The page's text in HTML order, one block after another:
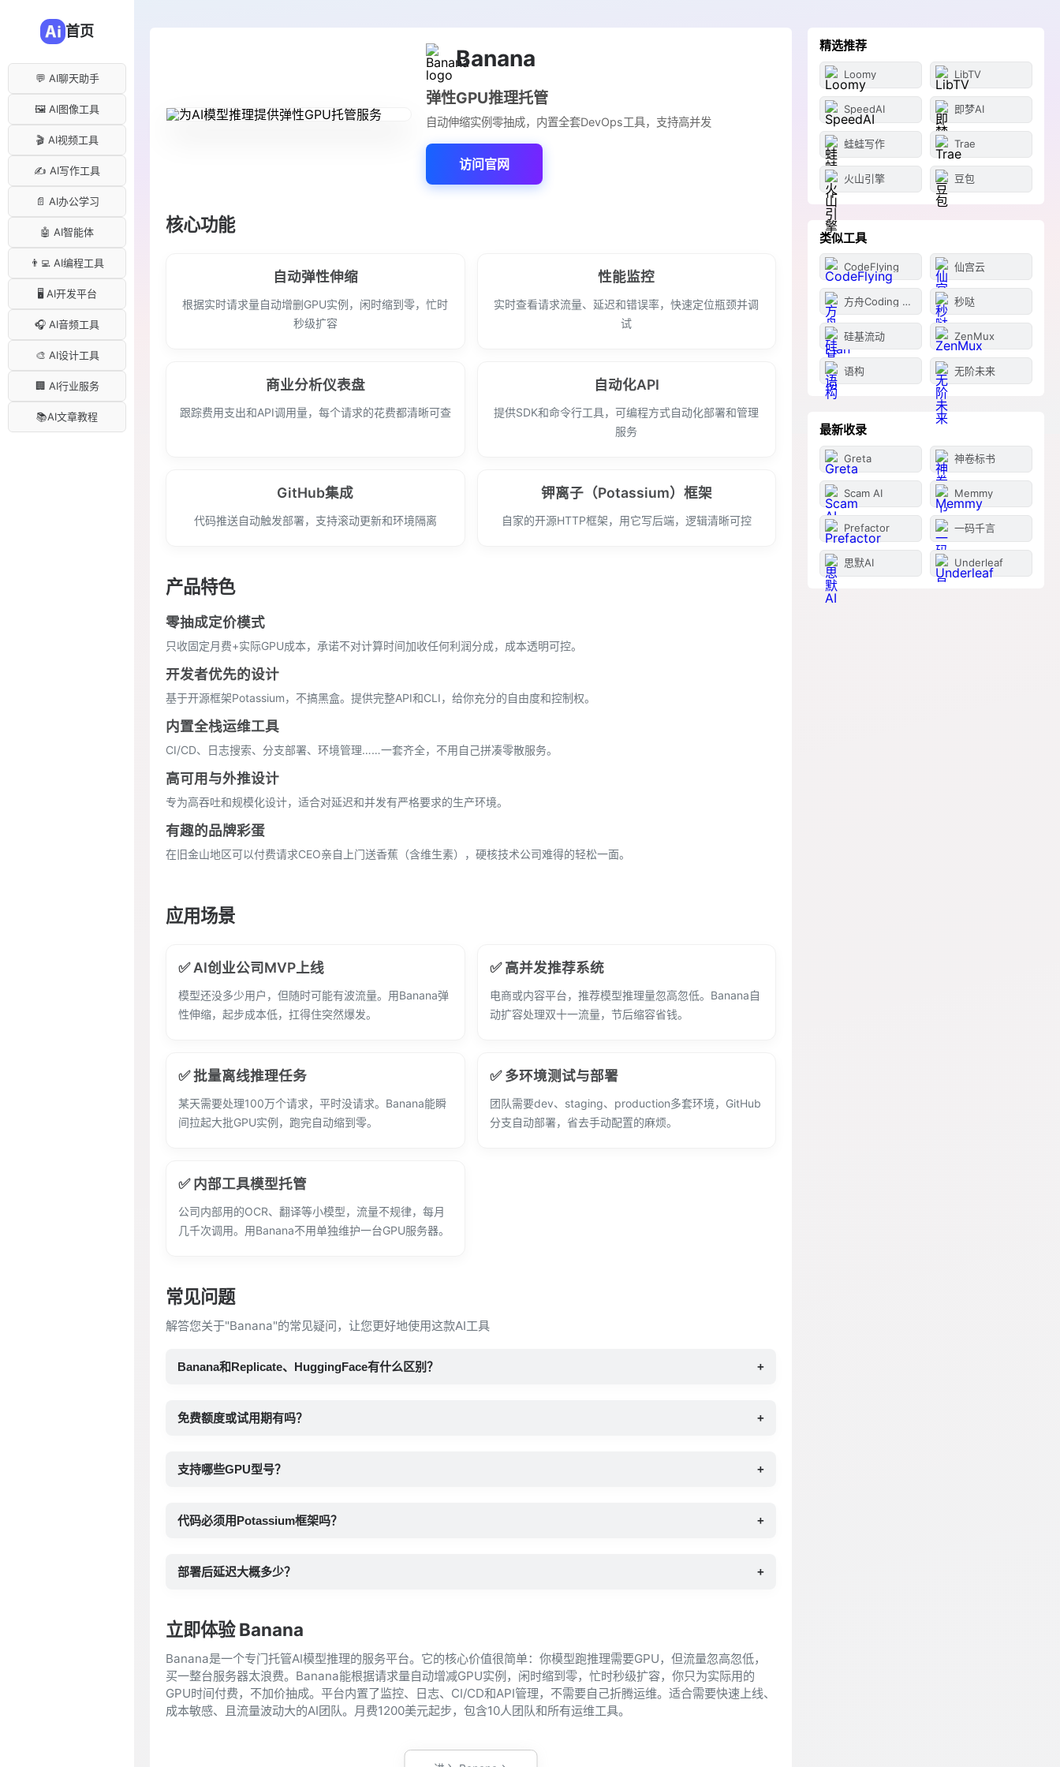
首页
💬 AI聊天助手
🖼️ AI图像工具
🎬 AI视频工具
✍️ AI写作工具
📄 AI办公学习
🤖 AI智能体
👨‍💻 AI编程工具
🖥️ AI开发平台
🎧 AI音频工具
🎨 AI设计工具
🏢 AI行业服务
📚AI文章教程
Banana
弹性GPU推理托管
自动伸缩实例零抽成，内置全套DevOps工具，支持高并发
访问官网
核心功能
自动弹性伸缩
根据实时请求量自动增删GPU实例，闲时缩到零，忙时
秒级扩容
性能监控
实时查看请求流量、延迟和错误率，快速定位瓶颈并调
试
商业分析仪表盘
跟踪费用支出和API调用量，每个请求的花费都清晰可查
自动化API
提供SDK和命令行工具，可编程方式自动化部署和管理
服务
GitHub集成
代码推送自动触发部署，支持滚动更新和环境隔离
钾离子（Potassium）框架
自家的开源HTTP框架，用它写后端，逻辑清晰可控
产品特色
零抽成定价模式
只收固定月费+实际GPU成本，承诺不对计算时间加收任何利润分成，成本透明可控。
开发者优先的设计
基于开源框架Potassium，不搞黑盒。提供完整API和CLI，给你充分的自由度和控制权。
内置全栈运维工具
CI/CD、日志搜索、分支部署、环境管理……一套齐全，不用自己拼凑零散服务。
高可用与外推设计
专为高吞吐和规模化设计，适合对延迟和并发有严格要求的生产环境。
有趣的品牌彩蛋
在旧金山地区可以付费请求CEO亲自上门送香蕉（含维生素），硬核技术公司难得的轻松一面。
应用场景
✅ AI创业公司MVP上线
模型还没多少用户，但随时可能有波流量。用Banana弹
性伸缩，起步成本低，扛得住突然爆发。
✅ 高并发推荐系统
电商或内容平台，推荐模型推理量忽高忽低。Banana自
动扩容处理双十一流量，节后缩容省钱。
✅ 批量离线推理任务
某天需要处理100万个请求，平时没请求。Banana能瞬
间拉起大批GPU实例，跑完自动缩到零。
✅ 多环境测试与部署
团队需要dev、staging、production多套环境，GitHub
分支自动部署，省去手动配置的麻烦。
✅ 内部工具模型托管
公司内部用的OCR、翻译等小模型，流量不规律，每月
几千次调用。用Banana不用单独维护一台GPU服务器。
常见问题
解答您关于"Banana"的常见疑问，让您更好地使用这款AI工具
Banana和Replicate、HuggingFace有什么区别？ +
免费额度或试用期有吗？ +
支持哪些GPU型号？ +
代码必须用Potassium框架吗？ +
部署后延迟大概多少？ +
立即体验 Banana
Banana是一个专门托管AI模型推理的服务平台。它的核心价值很简单：你模型跑推理需要GPU，但流量忽高忽低，
买一整台服务器太浪费。Banana能根据请求量自动增减GPU实例，闲时缩到零，忙时秒级扩容，你只为实际用的
GPU时间付费，不加价抽成。平台内置了监控、日志、CI/CD和API管理，不需要自己折腾运维。适合需要快速上线、
成本敏感、且流量波动大的AI团队。月费1200美元起步，包含10人团队和所有运维工具。
精选推荐
Loomy LibTV
SpeedAI 即梦AI
蛙蛙写作 Trae
火山引擎 豆包
类似工具
CodeFlying 仙宫云
方舟Coding Plan 秒哒
硅基流动 ZenMux
语构 无阶未来
最新收录
Greta 神卷标书
Scam AI Memmy
Prefactor 一码千言
思默AI Underleaf